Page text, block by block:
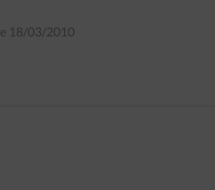
18/03/2010